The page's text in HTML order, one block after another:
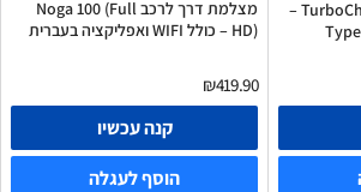
מטען מהיר לרכב TurboCharge 3A –
מצלמת דרך לרכב Noga 100 (Full
HD) – כולל WIFI ואפליקציה בעברית
₪419.90
קנה עכשיו
הוסף לעגלה